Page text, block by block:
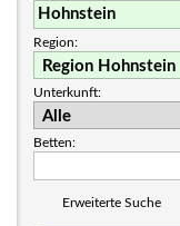
Region:
Unterkunft:
Betten:
Erweiterte Suche